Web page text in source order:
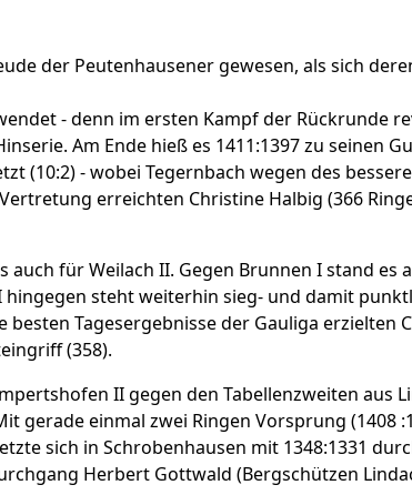
der Peutenhausener gewesen, als sich
- denn im ersten Kampf der Rückrunde
Am Ende hieß es 1411:1397 zu seinen
(10:2) - wobei Tegernbach wegen des
erreichten Christine Halbig (366
auch für Weilach II. Gegen Brunnen I stand
hingegen steht weiterhin sieg- und damit
besten Tagesergebnisse der Gauliga
(358).
II gegen den Tabellenzweiten aus
gerade einmal zwei Ringen Vorsprung
sich in Schrobenhausen mit 1348:1331
Herbert Gottwald (Bergschützen